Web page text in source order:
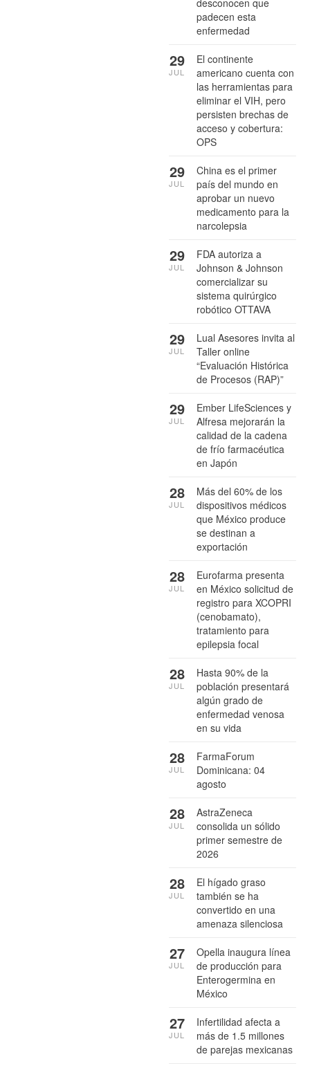
desconocen que
padecen esta
enfermedad
El continente
americano cuenta con
las herramientas para
eliminar el VIH, pero
persisten brechas de
acceso y cobertura:
OPS
29
JUL
China es el primer
país del mundo en
aprobar un nuevo
medicamento para la
narcolepsia
29
JUL
FDA autoriza a
Johnson & Johnson
comercializar su
sistema quirúrgico
robótico OTTAVA
29
JUL
Lual Asesores invita al
Taller online
“Evaluación Histórica
de Procesos (RAP)”
29
JUL
Ember LifeSciences y
Alfresa mejorarán la
calidad de la cadena
de frío farmacéutica
en Japón
29
JUL
Más del 60% de los
dispositivos médicos
que México produce
se destinan a
exportación
28
JUL
Eurofarma presenta
en México solicitud de
registro para XCOPRI
(cenobamato),
tratamiento para
epilepsia focal
28
JUL
Hasta 90% de la
población presentará
algún grado de
enfermedad venosa
en su vida
28
JUL
FarmaForum
Dominicana: 04
agosto
28
JUL
AstraZeneca
consolida un sólido
primer semestre de
2026
28
JUL
El hígado graso
también se ha
convertido en una
amenaza silenciosa
28
JUL
Opella inaugura línea
de producción para
Enterogermina en
México
27
JUL
Infertilidad afecta a
más de 1.5 millones
de parejas mexicanas
27
JUL